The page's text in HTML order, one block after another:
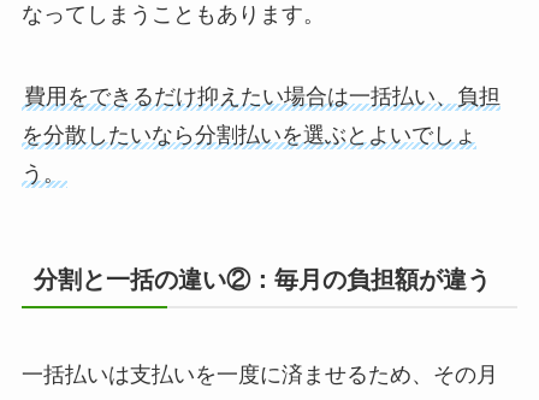
なってしまうこともあります。
費用をできるだけ抑えたい場合は一括払い、負担
を分散したいなら分割払いを選ぶとよいでしょ
う。
分割と一括の違い②：毎月の負担額が違う
一括払いは支払いを一度に済ませるため、その月